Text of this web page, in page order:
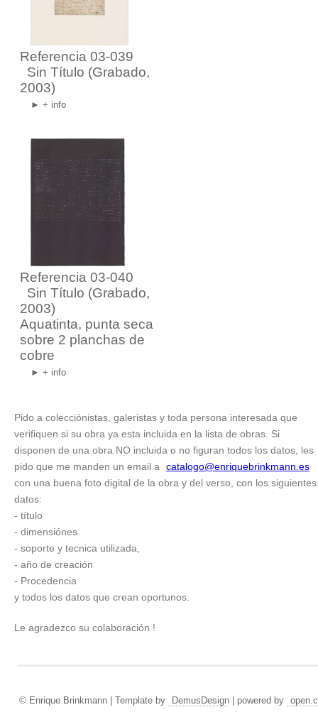
Referencia 03-039
Sin Título (Grabado,
2003)
► + info
Referencia 03-040
Sin Título (Grabado,
2003)
Aquatinta, punta seca
sobre 2 planchas de
cobre
► + info
Pido a colecciónistas, galeristas y toda persona interesada que
verifiquen si su obra ya esta incluida en la lista de obras. Si
disponen de una obra NO incluida o no figuran todos los datos, les
pido que me manden un email a
catalogo@enriquebrinkmann.es
con una buena foto digital de la obra y del verso, con los siguientes
datos:
- título
- dimensiónes
- soporte y tecnica utilizada,
- año de creación
- Procedencia
y todos los datos que crean oportunos.
Le agradezco su colaboración !
© Enrique Brinkmann | Template by DemusDesign| powered by